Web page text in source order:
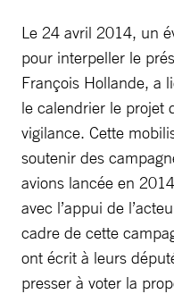
Le 24 avril 2014, un
pour interpeller le
François Hollande, a
le calendrier le projet
vigilance. Cette
soutenir des
avions lancée en
avec l’appui de
cadre de cette
ont écrit à leurs
presser à voter la